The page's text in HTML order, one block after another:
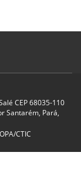
CEP 68035-110
Santarém, Pará,
CTIC